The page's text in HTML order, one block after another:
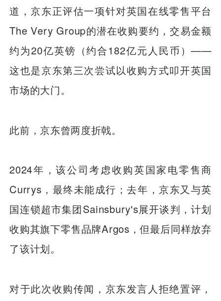
道，京东正评估一项针对英国在线零售平台
The Very Group的潜在收购要约，交易金额
约为20亿英镑（约合182亿元人民币）——
这也是京东第三次尝试以收购方式叩开英国
市场的大门。
此前，京东曾两度折戟。
2024年，该公司考虑收购英国家电零售商
Currys，最终未能成行；去年，京东又与英
国连锁超市集团Sainsbury's展开谈判，计划
收购其旗下零售品牌Argos，但最后同样放弃
了该计划。
对于此次收购传闻，京东发言人拒绝置评，